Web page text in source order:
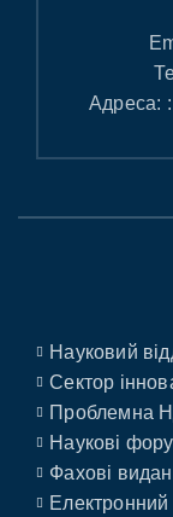
Адреса:
Науковий
Сектор
Проблемна
Наукові
Фахові
Електронний